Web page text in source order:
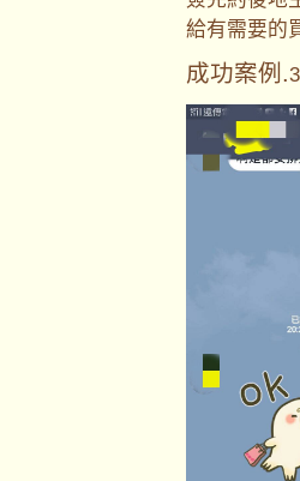
給有需要的
成功案例.3